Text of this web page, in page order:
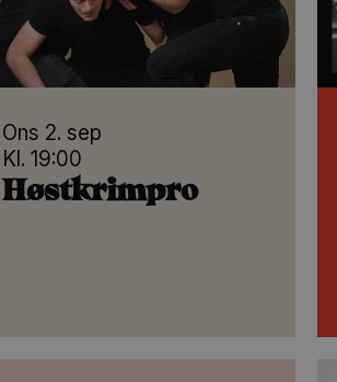
Ons 2. sep
Kl. 19:00
Høstkrimpro